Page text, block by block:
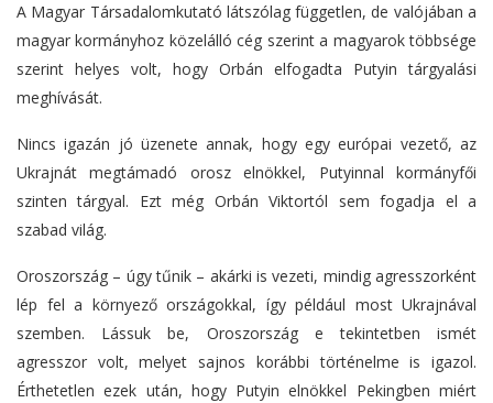
A Magyar Társadalomkutató látszólag független, de valójában a
magyar kormányhoz közelálló cég szerint a magyarok többsége
szerint helyes volt, hogy Orbán elfogadta Putyin tárgyalási
meghívását.
Nincs igazán jó üzenete annak, hogy egy európai vezető, az
Ukrajnát megtámadó orosz elnökkel, Putyinnal kormányfői
szinten tárgyal. Ezt még Orbán Viktortól sem fogadja el a
szabad világ.
Oroszország – úgy tűnik – akárki is vezeti, mindig agresszorként
lép fel a környező országokkal, így például most Ukrajnával
szemben. Lássuk be, Oroszország e tekintetben ismét
agresszor volt, melyet sajnos korábbi történelme is igazol.
Érthetetlen ezek után, hogy Putyin elnökkel Pekingben miért